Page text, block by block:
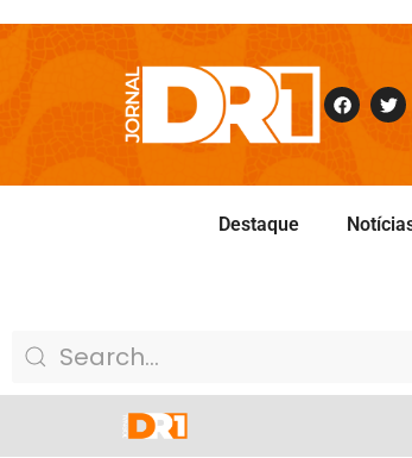
Destaque